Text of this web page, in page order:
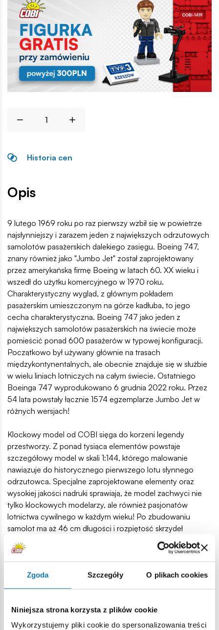
Zgoda Szczegóły O plikach cookies
Niniejsza strona korzysta z plików cookie
Wykorzystujemy pliki cookie do spersonalizowania treści
Historia cen
Opis
9 lutego 1969 roku po raz pierwszy wzbił się w powietrze
najsłynniejszy i zarazem jeden z największych odrzutowych
samolotów pasażerskich dalekiego zasięgu. Boeing 747,
znany również jako "Jumbo Jet" został zaprojektowany
przez amerykańską firmę Boeing w latach 60. XX wieku i
wszedł do użytku komercyjnego w 1970 roku.
Charakterystyczny wygląd, z głównym pokładem
pasażerskim umieszczonym na górze kadłuba, to jego
cecha charakterystyczna. Boeing 747 jako jeden z
największych samolotów pasażerskich na świecie może
pomieścić ponad 600 pasażerów w typowej konfiguracji.
Początkowo był używany głównie na trasach
międzykontynentalnych, ale obecnie znajduje się w służbie
w wielu liniach lotniczych na całym świecie. Ostatniego
Boeinga 747 wyprodukowano 6 grudnia 2022 roku. Przez
54 lata powstały łącznie 1574 egzemplarze Jumbo Jet w
różnych wersjach!
Klockowy model od COBI sięga do korzeni legendy
przestworzy. Z ponad tysiąca elementów powstaje
szczegółowy model w skali 1:144, którego malowanie
nawiązuje do historycznego pierwszego lotu słynnego
odrzutowca. Specjalne zaprojektowane elementy oraz
wysokiej jakości nadruki sprawiają, że model zachwyci nie
tylko klockowych modelarzy, ale również pasjonatów
lotnictwa cywilnego w każdym wieku! Po zbudowaniu
samolot ma aż 46 cm długości i rozpiętość skrzydeł
wynoszącą 42 cm! W silnikach znajdują się ruchome
turbiny, którymi można poruszać. Buduj historię lotnictwa
cywilnego, klocek po klocku!
tradycją,